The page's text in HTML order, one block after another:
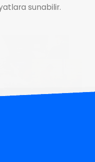
sunabilir.